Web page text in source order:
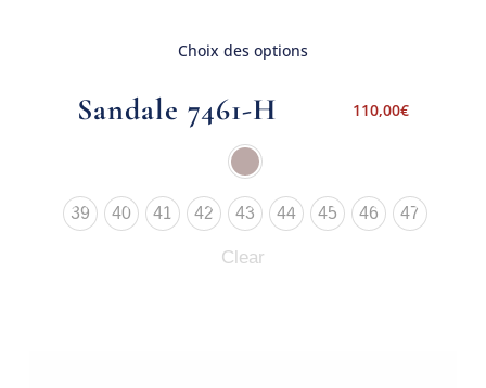
Choix des options
Sandale 7461-H 110,00€
39 40 41 42 43 44 45 46 47
Clear